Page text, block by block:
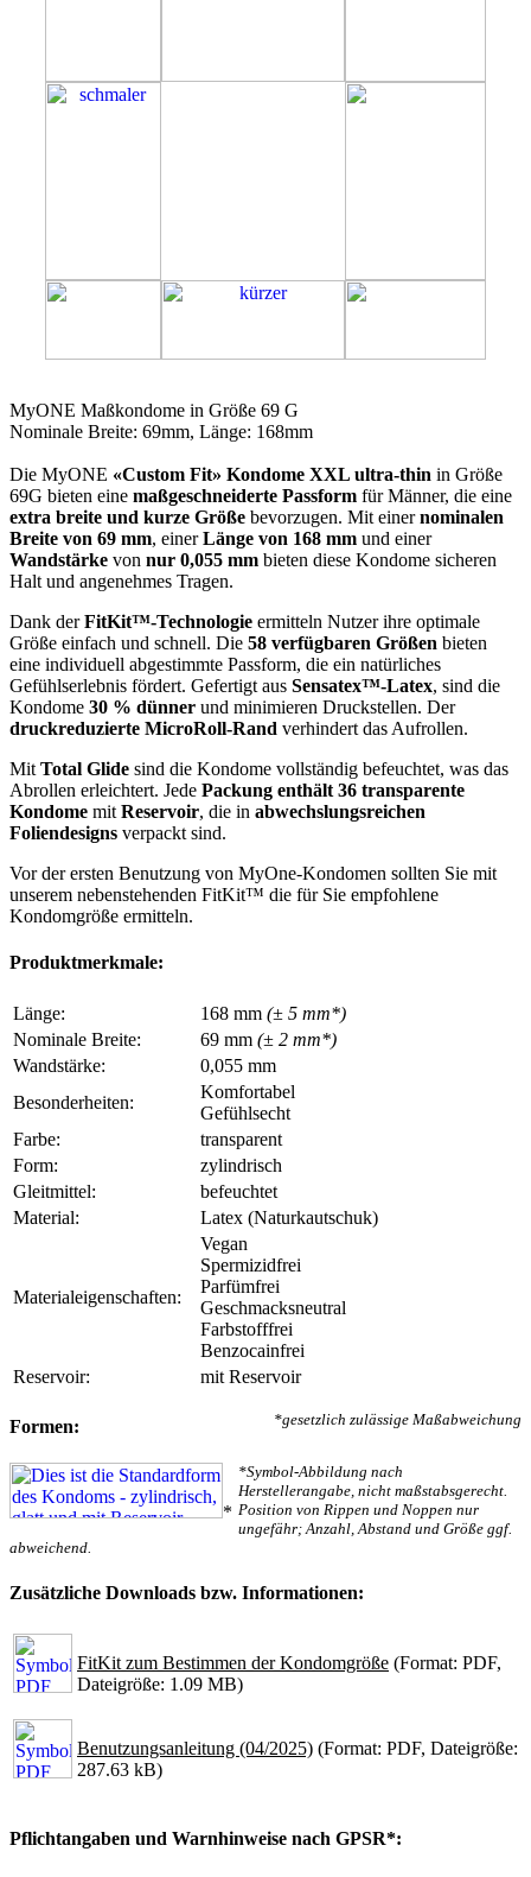
MyONE Maßkondome in Größe 69 G
Nominale Breite: 69mm, Länge: 168mm
Die MyONE «Custom Fit» Kondome XXL ultra-thin in Größe
69G bieten eine maßgeschneiderte Passform für Männer, die eine
extra breite und kurze Größe bevorzugen. Mit einernominalen
Breite von 69 mm, einerLänge von 168 mm und einer
Wandstärke von nur 0,055 mm bieten diese Kondome sicheren
Halt und angenehmes Tragen.
Dank derFitKit™-Technologie ermitteln Nutzer ihre optimale
Größe einfach und schnell. Die 58 verfügbaren Größen bieten
eine individuell abgestimmte Passform, die ein natürliches
Gefühlserlebnis fördert. Gefertigt aus Sensatex™-Latex, sind die
Kondome 30 % dünner und minimieren Druckstellen. Der
druckreduzierte MicroRoll-Rand verhindert das Aufrollen.
Mit Total Glide sind die Kondome vollständig befeuchtet, was das
Abrollen erleichtert. Jede Packung enthält 36 transparente
Kondome mit Reservoir, die in abwechslungsreichen
Foliendesigns verpackt sind.
Vor der ersten Benutzung von MyOne-Kondomen sollten Sie mit
unserem nebenstehenden FitKit™ die für Sie empfohlene
Kondomgröße ermitteln.
Produktmerkmale:
Länge: 168 mm (± 5 mm*)
Nominale Breite:
69 mm (± 2 mm*)
Wandstärke:
0,055 mm
Besonderheiten:
Komfortabel
Gefühlsecht
Farbe:
transparent
Form:
zylindrisch
Gleitmittel:
befeuchtet
Material:
Latex (Naturkautschuk)
Materialeigenschaften:
Vegan
Spermizidfrei
Parfümfrei
Geschmacksneutral
Farbstofffrei
Benzocainfrei
Reservoir:
mit Reservoir
*gesetzlich zulässige Maßabweichung
Formen:
*
*Symbol-Abbildung nach
Herstellerangabe, nicht maßstabsgerecht.
Position von Rippen und Noppen nur
ungefähr; Anzahl, Abstand und Größe ggf.
abweichend.
Zusätzliche Downloads bzw. Informationen:
FitKit zum Bestimmen der Kondomgröße (Format: PDF,
Dateigröße: 1.09 MB)
Benutzungsanleitung (04/2025) (Format: PDF, Dateigröße:
287.63 kB)
Pflichtangaben und Warnhinweise nach GPSR*: